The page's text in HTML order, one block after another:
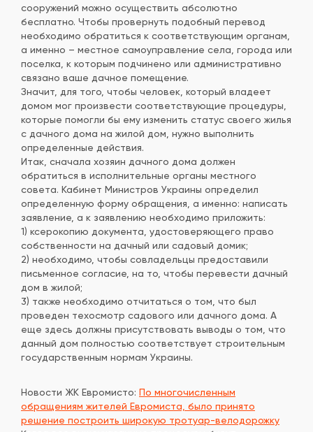
сооружений можно осуществить абсолютно
бесплатно. Чтобы провернуть подобный перевод
необходимо обратиться к соответствующим органам,
а именно – местное самоуправление села, города или
поселка, к которым подчинено или административно
связано ваше дачное помещение.
Значит, для того, чтобы человек, который владеет
домом мог произвести соответствующие процедуры,
которые помогли бы ему изменить статус своего жилья
с дачного дома на жилой дом, нужно выполнить
определенные действия.
Итак, сначала хозяин дачного дома должен
обратиться в исполнительные органы местного
совета. Кабинет Министров Украины определил
определенную форму обращения, а именно: написать
заявление, а к заявлению необходимо приложить:
1) ксерокопию документа, удостоверяющего право
собственности на дачный или садовый домик;
2) необходимо, чтобы совладельцы предоставили
письменное согласие, на то, чтобы перевести дачный
дом в жилой;
3) также необходимо отчитаться о том, что был
проведен техосмотр садового или дачного дома. А
еще здесь должны присутствовать выводы о том, что
данный дом полностью соответствует строительным
государственным нормам Украины.
Новости ЖК Евромисто: По многочисленным
обращениям жителей Евромиста, было принято
решение построить широкую тротуар-велодорожку